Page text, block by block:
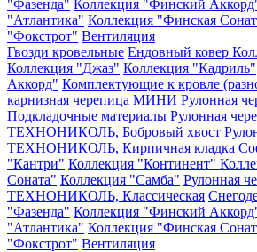
"Фазенда" Коллекция "Финский
"Атлантика" Коллекция "Финская
"Фокстрот" Вентиляция
Гвозди кровельные Ендовный ковер
Коллекция "Джаз" Коллекция "Кадриль"
Аккорд" Комплектующие к кровле
карнизная черепица МИНИ Рулонная
Подкладочные материалы Рулонная
ТЕХНОНИКОЛЬ, Бобровый хвост
ТЕХНОНИКОЛЬ, Кирпичная кладка
"Кантри" Коллекция "Континент"
Соната" Коллекция "Самба" Рулонная
ТЕХНОНИКОЛЬ, Классическая
"Фазенда" Коллекция "Финский
"Атлантика" Коллекция "Финская
"Фокстрот" Вентиляция